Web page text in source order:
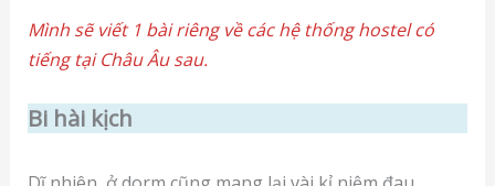
Mình sẽ viết 1 bài riêng về các hệ thống hostel có
tiếng tại Châu Âu sau.
Bi hài kịch